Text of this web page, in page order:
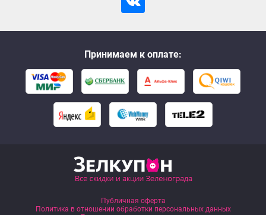
Принимаем к оплате:
Публичная оферта
Политика в отношении обработки персональных данных